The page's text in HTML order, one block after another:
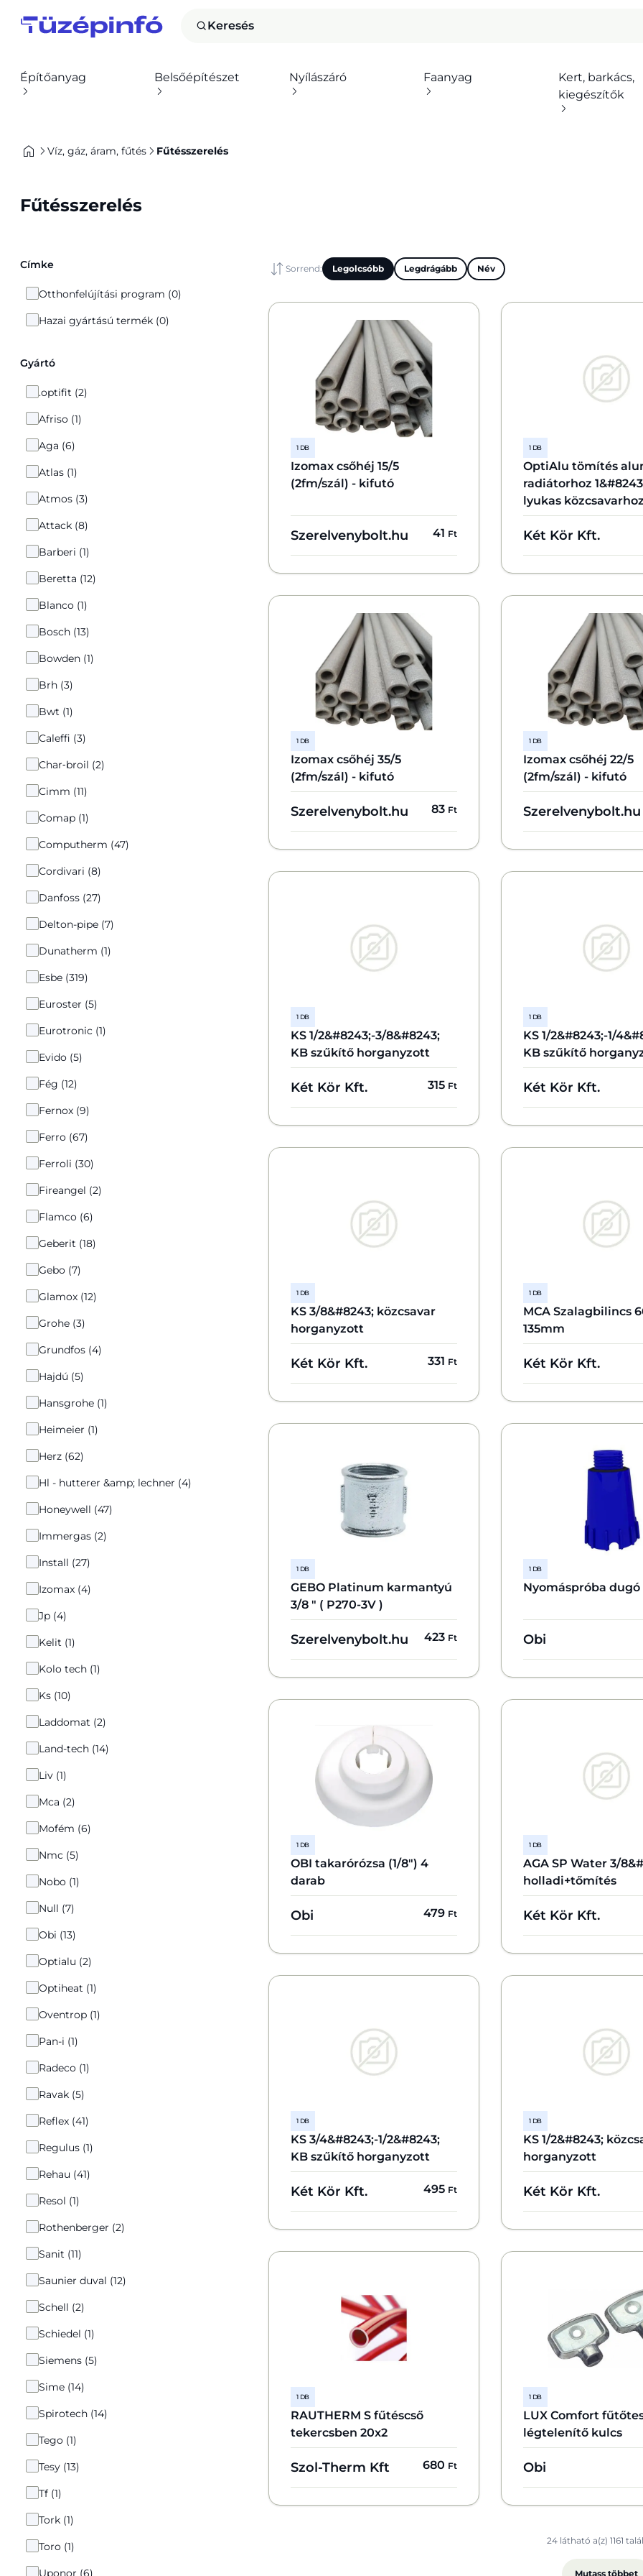
Keresés
Építőanyag Belsőépítészet Nyílászáró Faanyag
Kert, barkács,
kiegészítők
Víz, gáz, áram, fűtés Fűtésszerelés
Fűtésszerelés
Címke
Otthonfelújítási program (0)
Hazai gyártású termék (0)
Gyártó
.optifit (2)
Afriso (1)
Aga (6)
Atlas (1)
Atmos (3)
Attack (8)
Barberi (1)
Beretta (12)
Blanco (1)
Bosch (13)
Bowden (1)
Brh (3)
Bwt (1)
Caleffi (3)
Char‑broil (2)
Cimm (11)
Comap (1)
Computherm (47)
Cordivari (8)
Danfoss (27)
Delton-pipe (7)
Dunatherm (1)
Esbe (319)
Euroster (5)
Eurotronic (1)
Evido (5)
Fég (12)
Fernox (9)
Ferro (67)
Ferroli (30)
Fireangel (2)
Flamco (6)
Geberit (18)
Gebo (7)
Glamox (12)
Grohe (3)
Grundfos (4)
Hajdú (5)
Hansgrohe (1)
Heimeier (1)
Herz (62)
Hl - hutterer &amp; lechner (4)
Honeywell (47)
Immergas (2)
Install (27)
Izomax (4)
Jp (4)
Kelit (1)
Kolo tech (1)
Ks (10)
Laddomat (2)
Land-tech (14)
Liv (1)
Mca (2)
Mofém (6)
Nmc (5)
Nobo (1)
Null (7)
Obi (13)
Optialu (2)
Optiheat (1)
Oventrop (1)
Pan-i (1)
Radeco (1)
Ravak (5)
Reflex (41)
Regulus (1)
Rehau (41)
Resol (1)
Rothenberger (2)
Sanit (11)
Saunier duval (12)
Schell (2)
Schiedel (1)
Siemens (5)
Sime (14)
Spirotech (14)
Tego (1)
Tesy (13)
Tf (1)
Tork (1)
Toro (1)
Uponor (6)
Sorrend: Legolcsóbb Legdrágább Név
1 DB
Izomax csőhéj 15/5
(2fm/szál) - kifutó
Szerelvenybolt.hu 41 Ft
1 DB
OptiAlu tömítés
radiátorhoz
lyukas
Két Kör Kft.
1 DB
Izomax csőhéj 35/5
(2fm/szál) - kifutó
Szerelvenybolt.hu 83 Ft
1 DB
Izomax csőhéj 22/5
(2fm/szál) - kifutó
Szerelvenybolt.hu
1 DB
KS 1/2&#8243;-3/8&#8243;
KB szűkítő horganyzott
Két Kör Kft. 315 Ft
1 DB
KS 1/2&#8243;-1/
KB szűkítő
Két Kör Kft.
1 DB
KS 3/8&#8243; közcsavar
horganyzott
Két Kör Kft. 331 Ft
1 DB
MCA Szalagbilincs
135mm
Két Kör Kft.
1 DB
GEBO Platinum karmantyú
3/8 " ( P270-3V )
Szerelvenybolt.hu 423 Ft
1 DB
Nyomáspróba dugó
Obi
1 DB
OBI takarórózsa (1/8") 4
darab
Obi 479 Ft
1 DB
AGA SP Water 3/
holladi+tőmítés
Két Kör Kft.
1 DB
KS 3/4&#8243;-1/2&#8243;
KB szűkítő horganyzott
Két Kör Kft. 495 Ft
1 DB
KS 1/2&#8243;
horganyzott
Két Kör Kft.
1 DB
RAUTHERM S fűtéscső
tekercsben 20x2
Szol-Therm Kft 680 Ft
1 DB
LUX Comfort
légtelenítő kulcs
Obi
24 látható a(z) 1161
Mutass többet